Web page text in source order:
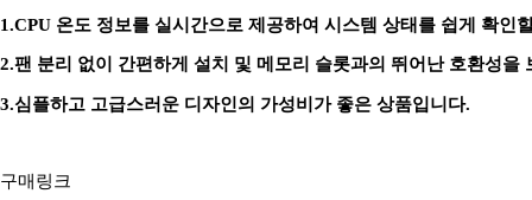
1.CPU 온도 정보를 실시간으로 제공하여 시스템 상태를 쉽게 확인
2.팬 분리 없이 간편하게 설치 및 메모리 슬롯과의 뛰어난 호환성을
3.심플하고 고급스러운 디자인의 가성비가 좋은 상품입니다.
구매링크